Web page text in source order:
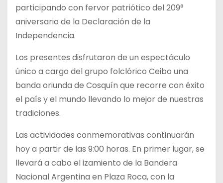
participando con fervor patriótico del 209°
aniversario de la Declaración de la
Independencia.
Los presentes disfrutaron de un espectáculo
único a cargo del grupo folclórico Ceibo una
banda oriunda de Cosquín que recorre con éxito
el país y el mundo llevando lo mejor de nuestras
tradiciones.
Las actividades conmemorativas continuarán
hoy a partir de las 9:00 horas. En primer lugar, se
llevará a cabo el izamiento de la Bandera
Nacional Argentina en Plaza Roca, con la